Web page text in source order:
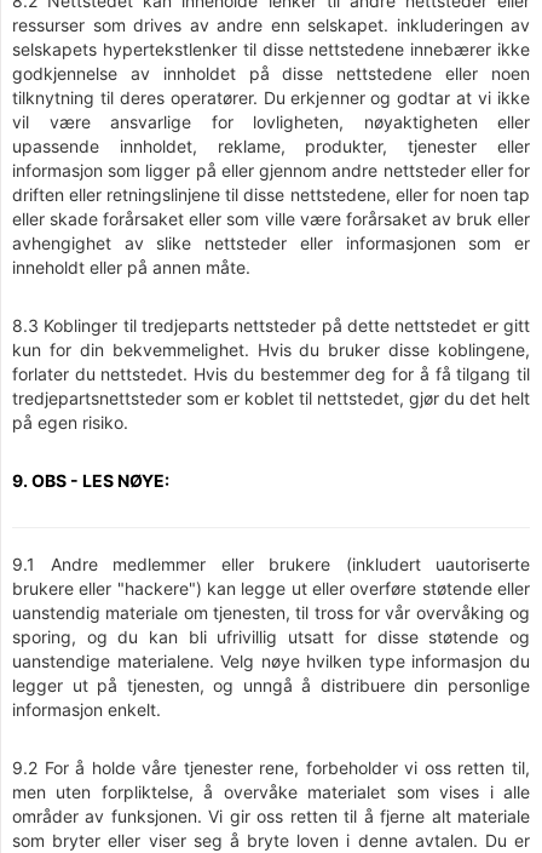
ressurser som drives av andre enn selskapet. inkluderingen av
selskapets hypertekstlenker til disse nettstedene innebærer ikke
godkjennelse av innholdet på disse nettstedene eller noen
tilknytning til deres operatører. Du erkjenner og godtar at vi ikke
vil være ansvarlige for lovligheten, nøyaktigheten eller
upassende innholdet, reklame, produkter, tjenester eller
informasjon som ligger på eller gjennom andre nettsteder eller for
driften eller retningslinjene til disse nettstedene, eller for noen tap
eller skade forårsaket eller som ville være forårsaket av bruk eller
avhengighet av slike nettsteder eller informasjonen som er
inneholdt eller på annen måte.
8.3 Koblinger til tredjeparts nettsteder på dette nettstedet er gitt
kun for din bekvemmelighet. Hvis du bruker disse koblingene,
forlater du nettstedet. Hvis du bestemmer deg for å få tilgang til
tredjepartsnettsteder som er koblet til nettstedet, gjør du det helt
på egen risiko.
9. OBS - LES NØYE:
9.1 Andre medlemmer eller brukere (inkludert uautoriserte
brukere eller "hackere") kan legge ut eller overføre støtende eller
uanstendig materiale om tjenesten, til tross for vår overvåking og
sporing, og du kan bli ufrivillig utsatt for disse støtende og
uanstendige materialene. Velg nøye hvilken type informasjon du
legger ut på tjenesten, og unngå å distribuere din personlige
informasjon enkelt.
9.2 For å holde våre tjenester rene, forbeholder vi oss retten til,
men uten forpliktelse, å overvåke materialet som vises i alle
områder av funksjonen. Vi gir oss retten til å fjerne alt materiale
som bryter eller viser seg å bryte loven i denne avtalen. Du er